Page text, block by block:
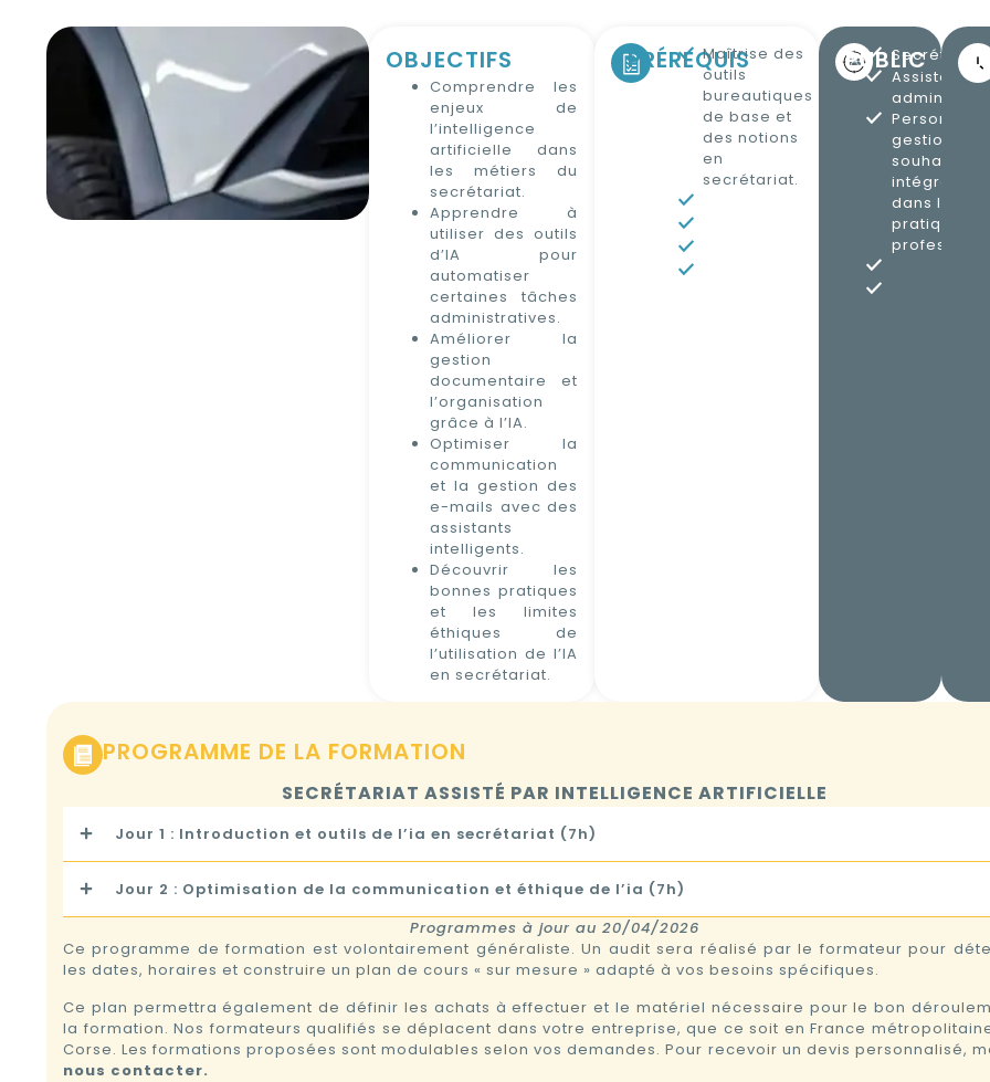
OBJECTIFS
Comprendre les
enjeux de
l’intelligence
artificielle dans
les métiers du
secrétariat.
Apprendre à
utiliser des outils
d’IA pour
automatiser
certaines tâches
administratives.
Améliorer la
gestion
documentaire et
l’organisation
grâce à l’IA.
Optimiser la
communication
et la gestion des
e-mails avec des
assistants
intelligents.
Découvrir les
bonnes pratiques
et les limites
éthiques de
l’utilisation de l’IA
en secrétariat.
PRÉREQUISMaîtrise des
outils
bureautiques
de base et
des notions
en
secrétariat.
PUBLICSecrétaires
Assistants
Personnels
gestion
souhaitant
intégrer l’IA
dans leurs
pratiques
PROGRAMME DE LA FORMATION
SECRÉTARIAT ASSISTÉ PAR INTELLIGENCE ARTIFICIELLE
Jour 1 : Introduction et outils de l’ia en secrétariat (7h)
Jour 2 : Optimisation de la communication et éthique de l’ia (7h)
Programmes à jour au 20/04/2026
Ce programme de formation est volontairement généraliste. Un audit sera réalisé par le formateur pour
les dates, horaires et construire un plan de cours « sur mesure » adapté à vos besoins spécifiques.
Ce plan permettra également de définir les achats à effectuer et le matériel nécessaire pour le bon
la formation. Nos formateurs qualifiés se déplacent dans votre entreprise, que ce soit en France
Corse. Les formations proposées sont modulables selon vos demandes. Pour recevoir un devis personnalisé,
nous contacter.